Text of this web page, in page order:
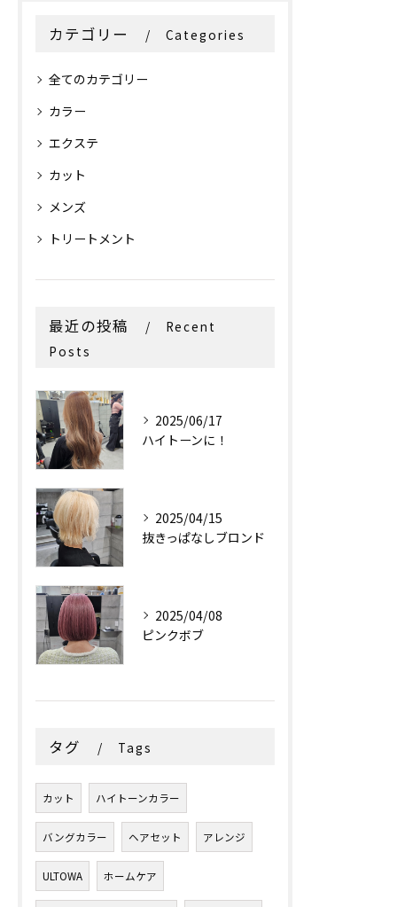
カテゴリー Categories
全てのカテゴリー
カラー
エクステ
カット
メンズ
トリートメント
最近の投稿
Recent
Posts
2025/06/17
ハイトーンに！
2025/04/15
抜きっぱなしブロンド
2025/04/08
ピンクボブ
タグ Tags
カット ハイトーンカラー
バングカラー ヘアセット アレンジ
ULTOWA ホームケア